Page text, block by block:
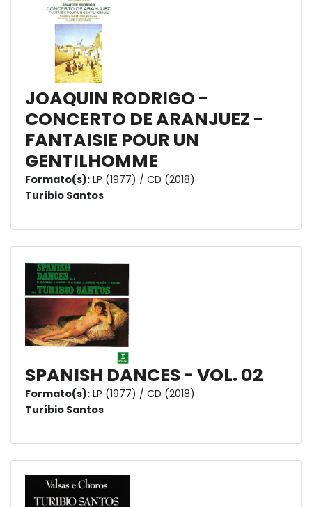
JOAQUIN RODRIGO -
CONCERTO DE ARANJUEZ -
FANTAISIE POUR UN
GENTILHOMME
Formato(s): LP (1977) / CD (2018)
Turíbio Santos
SPANISH DANCES - VOL. 02
Formato(s): LP (1977) / CD (2018)
Turíbio Santos